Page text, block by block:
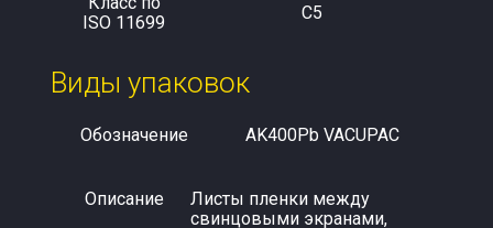
ISO 11699
C5
Виды упаковок
Обозначение AK400Pb VACUPAC
Описание
Листы пленки между
свинцовыми экранами,